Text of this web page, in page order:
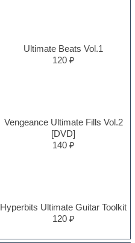
Ultimate Beats Vol.1
120 ₽
Vengeance Ultimate Fills Vol.2
[DVD]
140 ₽
Hyperbits Ultimate Guitar Toolkit
120 ₽